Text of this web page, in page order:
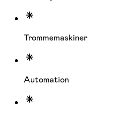
Trommemaskiner
Automation